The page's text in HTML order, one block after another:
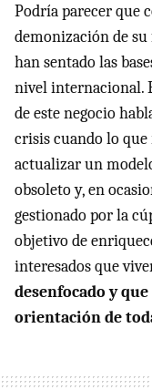
Podría parecer que
demonización de su
han sentado las
nivel internacional.
de este negocio
crisis cuando lo
actualizar un
obsoleto y, en
gestionado por la
objetivo de
interesados que
desenfocado y
orientación de